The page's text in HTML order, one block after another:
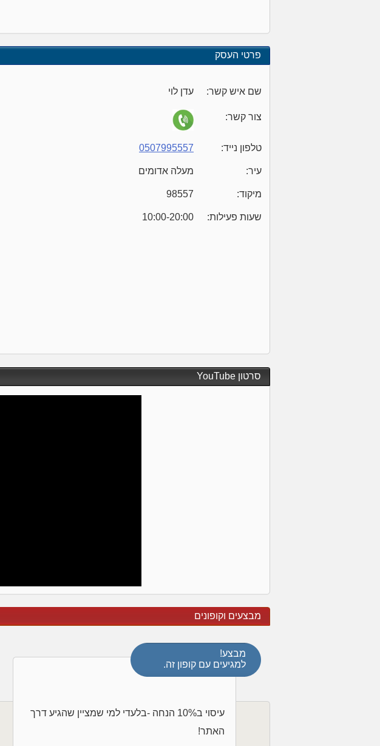
פרטי העסק
שם איש קשר: עדן לוי
צור קשר:
טלפון נייד: 0507995557
עיר: מעלה אדומים
מיקוד: 98557
שעות פעילות: 10:00-20:00
סרטון YouTube
מבצעים וקופונים
עיסוי ב10% הנחה -בלעדי למי שמציין שהגיע דרך
האתר!
מבצע!
למגיעים עם קופון זה.